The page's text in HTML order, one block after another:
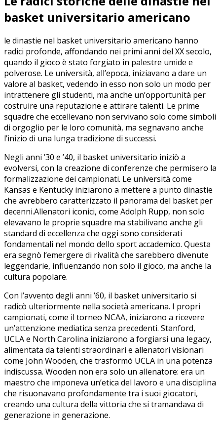
basket universitario americano
le dinastie nel basket universitario americano hanno
radici profonde, affondando nei primi anni del XX secolo,
⁣quando il ⁢gioco è stato forgiato in palestre umide e⁢
polverose. Le università, all’epoca, iniziavano a⁤ dare un
valore ​al basket,⁣ vedendo ⁤in esso non solo un modo per‍
intrattenere gli studenti, ma anche⁤ un’opportunità per⁤
costruire una reputazione e attirare talenti.⁣ Le prime
squadre che eccellevano ​non servivano solo come ‍simboli
‍di orgoglio ‍per le loro comunità, ma segnavano anche
l’inizio di una lunga tradizione di successi.
Negli anni ’30 e ’40, il basket universitario ‌iniziò a
evolversi, ‌con la creazione di conferenze che permisero la
formalizzazione ⁢dei campionati. Le università ​come
Kansas e Kentucky ‌iniziarono a mettere a punto dinastie
che avrebbero caratterizzato il panorama ‌del basket per
decenni.Allenatori iconici, come Adolph Rupp, non solo
elevavano le proprie squadre ma⁤ stabilivano anche gli⁣
standard di eccellenza che oggi sono⁢ considerati⁣
fondamentali ​nel mondo dello sport accademico. Questa⁢
era segnò ⁢l’emergere⁤ di rivalità che sarebbero divenute
leggendarie, influenzando non solo il gioco, ma anche la
cultura popolare.
Con​ l’avvento degli‍ anni ’60, il ‍basket universitario si
radicò ulteriormente nella società ⁣americana. I propri
campionati,‍ come il​ torneo NCAA,‌ iniziarono a ricevere
un’attenzione mediatica senza⁢ precedenti. ‍Stanford,
UCLA e North Carolina iniziarono‌ a forgiarsi una legacy,
alimentata da talenti straordinari​ e allenatori​ visionari
come John Wooden, che trasformò UCLA in una potenza​
indiscussa. Wooden non era solo un‍ allenatore: era ⁤un
maestro che imponeva ⁤un’etica del lavoro e una disciplina
che risuonavano profondamente tra i⁢ suoi ‌giocatori,
creando una ​cultura della vittoria che​ si tramandava di
generazione in generazione.